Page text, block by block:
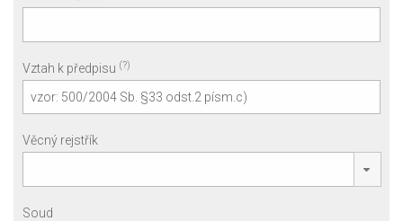
Vztah k předpisu (?)
Věcný rejstřík
Soud